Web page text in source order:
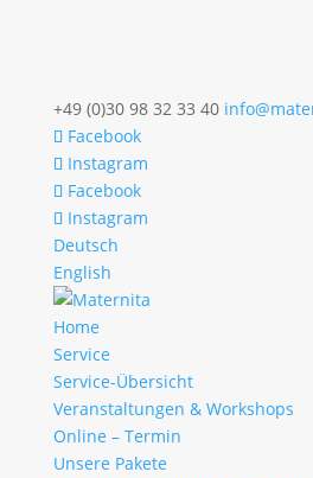
+49 (0)30 98 32 33 40
Facebook
Instagram
Facebook
Instagram
Deutsch
English
Home
Service
Service-Übersicht
Veranstaltungen & Workshops
Online – Termin
Unsere Pakete